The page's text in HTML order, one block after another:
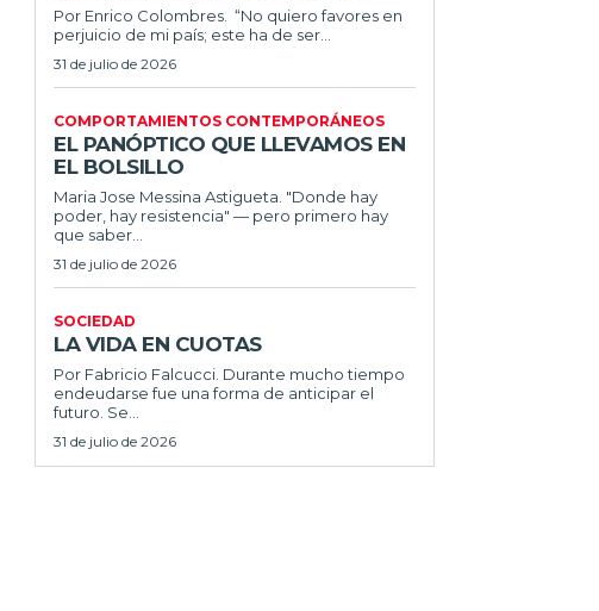
Por Enrico Colombres. “No quiero favores en
perjuicio de mi país; este ha de ser...
31 de julio de 2026
COMPORTAMIENTOS CONTEMPORÁNEOS
EL PANÓPTICO QUE LLEVAMOS EN
EL BOLSILLO
Maria Jose Messina Astigueta. "Donde hay
poder, hay resistencia" — pero primero hay
que saber...
31 de julio de 2026
SOCIEDAD
LA VIDA EN CUOTAS
Por Fabricio Falcucci. Durante mucho tiempo
endeudarse fue una forma de anticipar el
futuro. Se...
31 de julio de 2026